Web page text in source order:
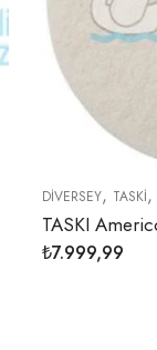
DIVERSEY, TASKI,
₺7.999,99